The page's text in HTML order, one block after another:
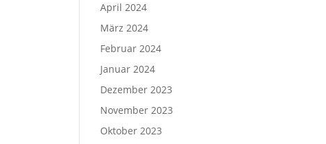
April 2024
März 2024
Februar 2024
Januar 2024
Dezember 2023
November 2023
Oktober 2023